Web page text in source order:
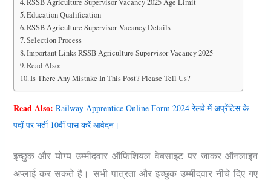
RSSB Agriculture Supervisor Vacancy 2025 Age Limit
Education Qualification
RSSB Agriculture Supervisor Vacancy Details
Selection Process
Important Links RSSB Agriculture Supervisor Vacancy 2025
Read Also:
Is There Any Mistake In This Post? Please Tell Us?
Read Also: Railway Apprentice Online Form 2024 रेलवे में अप्रेंटिस के
पदों पर भर्ती 10वीं पास करें आवेदन।
इच्छुक और योग्य उम्मीदवार ऑफिशियल वेबसाइट पर जाकर ऑनलाइन
अप्लाई कर सकते है। सभी पात्रता और इच्छुक उम्मीदवार नीचे दिए गए